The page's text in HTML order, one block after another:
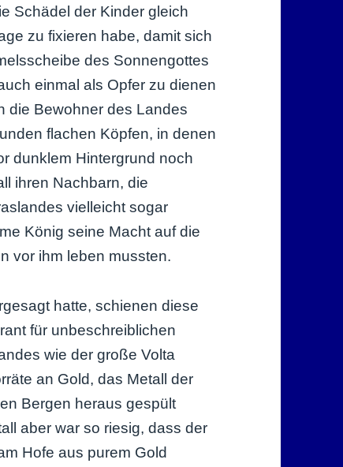
Schädel der Kinder gleich
zu fixieren habe, damit sich
des Sonnengottes
einmal als Opfer zu dienen
die Bewohner des Landes
flachen Köpfen, in denen
dunklem Hintergrund noch
ihren Nachbarn, die
vielleicht sogar
König seine Macht auf die
vor ihm leben mussten.
hatte, schienen diese
für unbeschreiblichen
wie der große Volta
an Gold, das Metall der
Bergen heraus gespült
aber war so riesig, dass der
Hofe aus purem Gold